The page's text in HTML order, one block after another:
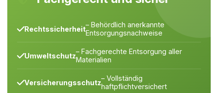
Rechtssicherheit– Behördlich anerkannte
Entsorgungsnachweise
Umweltschutz– Fachgerechte Entsorgung aller
Materialien
Versicherungsschutz– Vollständig
haftpflichtversichert